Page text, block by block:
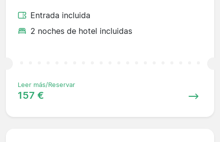
Entrada incluida
2 noches de hotel incluidas
Leer más/Reservar
157 €